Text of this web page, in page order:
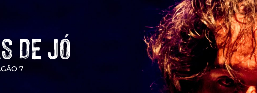
DE JÓ
7